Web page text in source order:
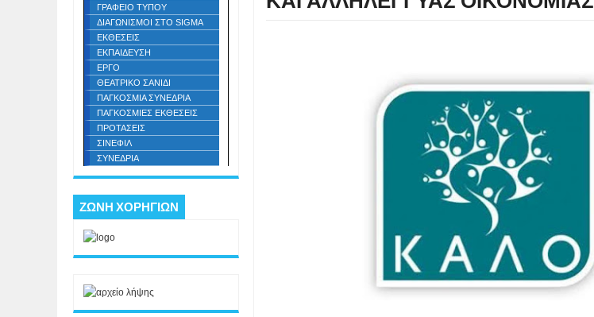
ΓΡΑΦΕΙΟ ΤΥΠΟΥ
ΔΙΑΓΩΝΙΣΜΟΙ ΣΤΟ SIGMA
ΕΚΘΕΣΕΙΣ
ΕΚΠΑΙΔΕΥΣΗ
ΕΡΓΟ
ΘΕΑΤΡΙΚΟ ΣΑΝΙΔΙ
ΠΑΓΚΟΣΜΙΑ ΣΥΝΕΔΡΙΑ
ΠΑΓΚΟΣΜΙΕΣ ΕΚΘΕΣΕΙΣ
ΠΡΟΤΑΣΕΙΣ
ΣΙΝΕΦΙΛ
ΣΥΝΕΔΡΙΑ
ΖΩΝΗ ΧΟΡΗΓΙΩΝ